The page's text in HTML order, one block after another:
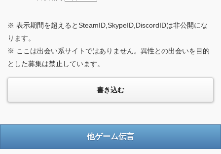
※ 表示期間を超えるとSteamID,SkypeID,DiscordIDは非公開にな
ります。
※ ここは出会い系サイトではありません。異性との出会いを目的
とした募集は禁止しています。
他ゲーム伝言